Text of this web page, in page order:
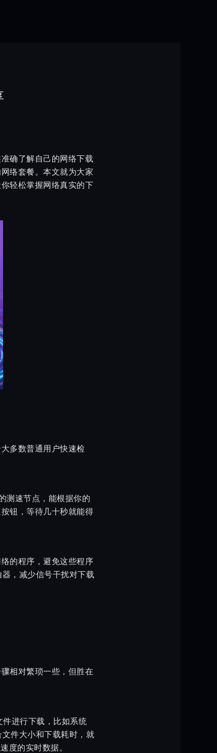
确了解自己的网络下载
络套餐。本文就为大家
轻松掌握网络真实的下
多数普通用户快速检
测速节点，能根据你的
钮，等待几十秒就能得
的程序，避免这些程序
，减少信号干扰对下载
相对繁琐一些，但胜在
进行下载，比如系统
件大小和下载耗时，就
度的实时数据。